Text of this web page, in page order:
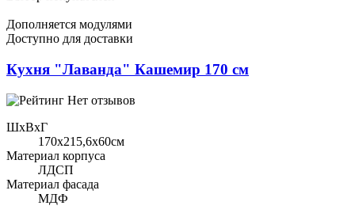
Дополняется модулями
Доступно для доставки
Кухня "Лаванда" Кашемир 170 см
Нет отзывов
ШхВхГ
170x215,6х60см
Материал корпуса
ЛДСП
Материал фасада
МДФ